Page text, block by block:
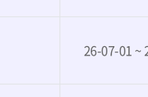
26-07-01 ~